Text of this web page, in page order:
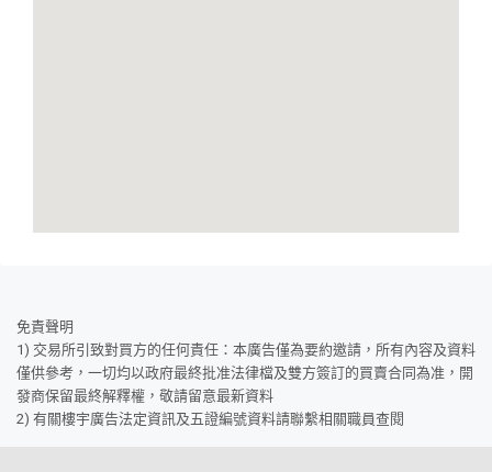
免責聲明
1) 交易所引致對買方的任何責任：本廣告僅為要約邀請，所有內容及資料
僅供參考，一切均以政府最終批准法律檔及雙方簽訂的買賣合同為准，開
發商保留最終解釋權，敬請留意最新資料
2) 有關樓宇廣告法定資訊及五證編號資料請聯繫相關職員查閱